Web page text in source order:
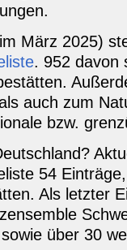
März 2025)
. 952 davon
auch zum
bzw.
54
Als letzter
über 30